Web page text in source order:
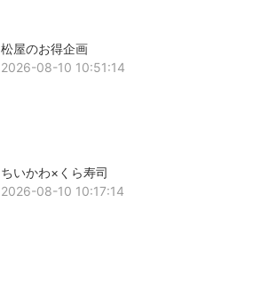
松屋のお得企画
2026-08-10 10:51:14
ちいかわ×くら寿司
2026-08-10 10:17:14